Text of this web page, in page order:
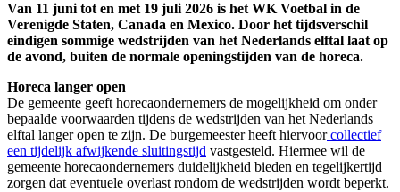
Van 11 juni tot en met 19 juli 2026 is het WK Voetbal in de
Verenigde Staten, Canada en Mexico. Door het tijdsverschil
eindigen sommige wedstrijden van het Nederlands elftal laat op
de avond, buiten de normale openingstijden van de horeca.
Horeca langer open
De gemeente geeft horecaondernemers de mogelijkheid om onder
bepaalde voorwaarden tijdens de wedstrijden van het Nederlands
elftal langer open te zijn. De burgemeester heeft hiervoorcollectief
een tijdelijk afwijkende sluitingstijd vastgesteld. Hiermee wil de
gemeente horecaondernemers duidelijkheid bieden en tegelijkertijd
zorgen dat eventuele overlast rondom de wedstrijden wordt beperkt.